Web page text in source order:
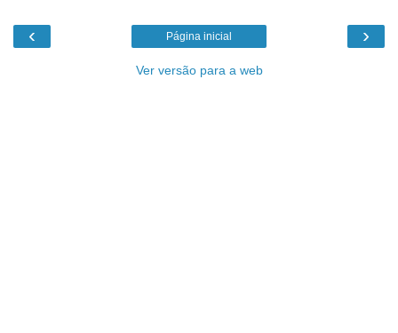
‹ ›
Página inicial
Ver versão para a web